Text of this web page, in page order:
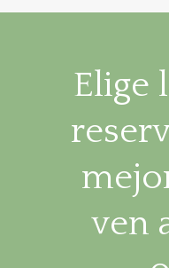
Elige
ven